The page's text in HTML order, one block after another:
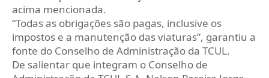
acima mencionada.
“Todas as obrigações são pagas, inclusive os
impostos e a manutenção das viaturas”, garantiu a
fonte do Conselho de Administração da TCUL.
De salientar que integram o Conselho de